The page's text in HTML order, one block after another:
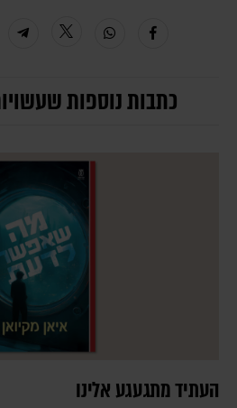
כתבות נוספות
העתיד מתגעגע אלינו